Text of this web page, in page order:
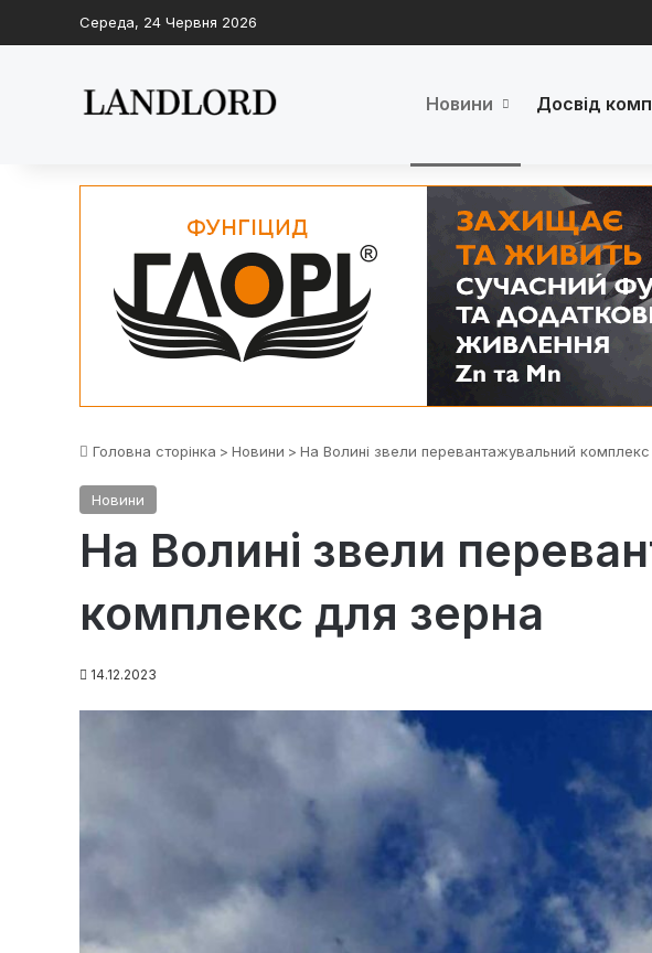
Середа, 24 Червня 2026
Новини Досвід
Головна сторінка > Новини > На Волині звели перевантажувальний
Новини
На Волині звели
комплекс для зерна
14.12.2023